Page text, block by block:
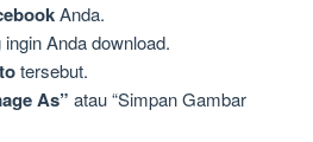
Anda.
ingin Anda download.
tersebut.
As” atau “Simpan Gambar